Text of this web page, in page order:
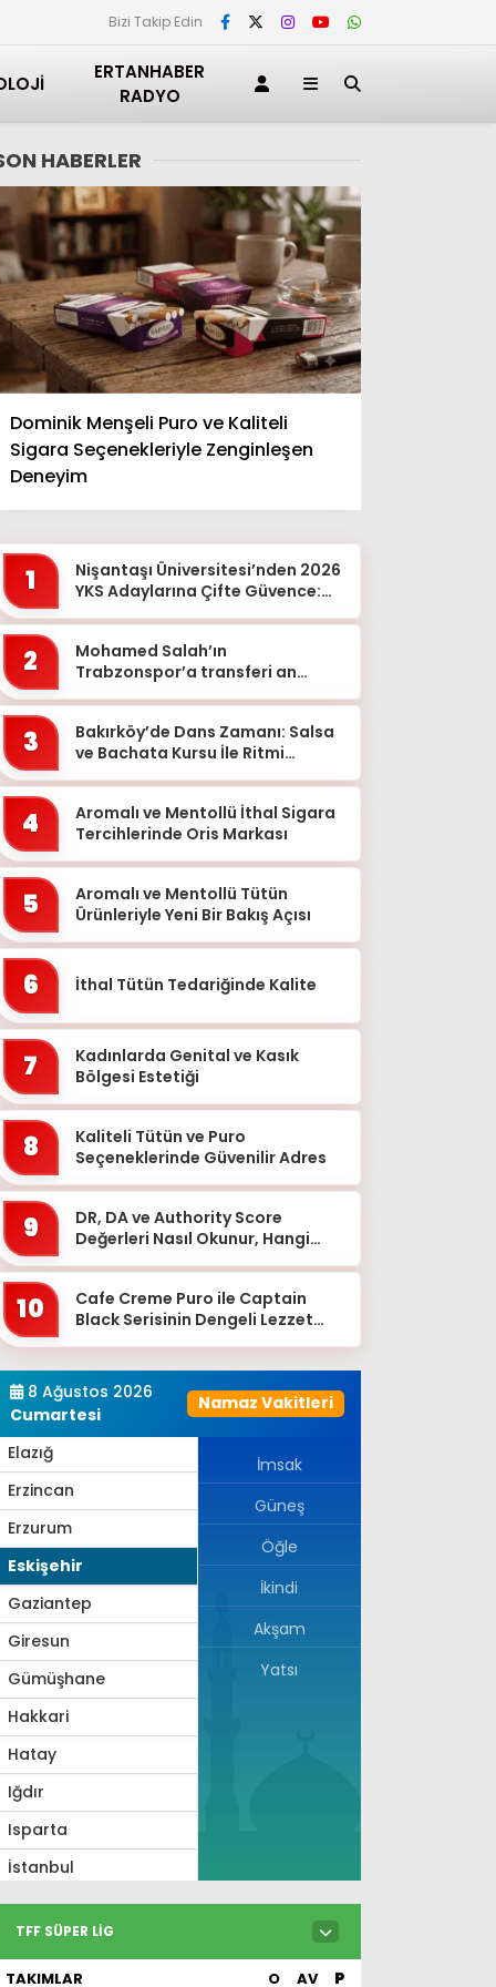
Bizi Takip Edin
ERTANHABER
RADYO
HABERLER
Dominik Menşeli Puro ve Kaliteli
Sigara Seçenekleriyle Zenginleşen
Deneyim
1
Nişantaşı Üniversitesi’nden 2026
YKS Adaylarına Çifte Güvence:
2
Mohamed Salah’ın
Trabzonspor’a transferi an
3
Bakırköy’de Dans Zamanı: Salsa
ve Bachata Kursu İle Ritmi
4
Aromalı ve Mentollü İthal Sigara
Tercihlerinde Oris Markası
5
Aromalı ve Mentollü Tütün
Ürünleriyle Yeni Bir Bakış Açısı
6 İthal Tütün Tedariğinde Kalite
7
Kadınlarda Genital ve Kasık
Bölgesi Estetiği
8
Kaliteli Tütün ve Puro
Seçeneklerinde Güvenilir Adres
9
DR, DA ve Authority Score
Değerleri Nasıl Okunur, Hangi
10
Cafe Creme Puro ile Captain
Black Serisinin Dengeli Lezzet
8 Ağustos 2026
Cumartesi
Namaz Vakitleri
Adana
Adıyaman
Afyonkarahisar
Ağrı
Aksaray
Amasya
Ankara
Antalya
Ardahan
Artvin
Aydın
Balıkesir
Bartın
Batman
Bayburt
Bilecik
Bingöl
Bitlis
Bolu
Burdur
Bursa
Çanakkale
Çankırı
Çorum
Denizli
Diyarbakır
Düzce
Edirne
Elazığ
Erzincan
Erzurum
Eskişehir
Gaziantep
Giresun
Gümüşhane
Hakkari
Hatay
Iğdır
Isparta
İstanbul
İzmir
Kahramanmaraş
Karabük
İmsak
Güneş
Öğle
İkindi
Akşam
Yatsı
TFF SÜPER LIG
TAKIMLAR O AV P